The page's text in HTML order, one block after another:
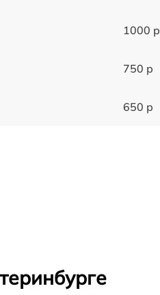
1000 р
750 р
650 р